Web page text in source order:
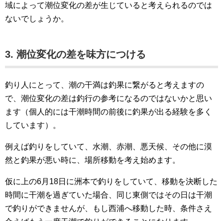
域によって潮位変化の差が生じていると考えられるのでは
ないでしょうか。
3. 潮位変化の差を味方につける
釣り人にとって、潮の干満は釣果に繋がると考えますの
で、潮位変化の差は釣行の参考になるのではないかと思い
ます（個人的には干潮時間の前後に釣果が出る経験を多く
しています）。
例えば釣りをしていて、水潮、赤潮、悪天候、その他に漠
然と釣果が悪い時に、場所移動を考え始めます。
仮に上の6月18日に洲本で釣りをしていて、移動を決断した
時間に干潮を過ぎていた場合、同じ東側ではその日は干潮
で釣りができませんが、もし西浦へ移動した時、条件さえ